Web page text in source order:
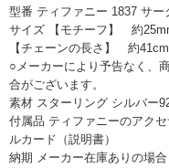
型番 ティファニー 1837 サー
サイズ 【モチーフ】 約
【チェーンの長さ】 約41cm
○メーカーにより予告なく、
合がございます。
素材 スターリング シルバー
付属品 ティファニーのアク
ルカード（説明書）
納期 メーカー在庫ありの場